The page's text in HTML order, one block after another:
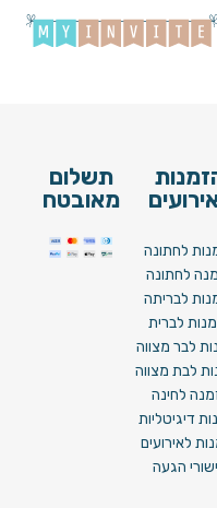
Brita
לחתונה
לחתונה
לבריתה
לברית
לבר מצווה
לבת מצווה
לחינה
דיגיטליות
לאירועים
הגעה
תשלום
מאובטח